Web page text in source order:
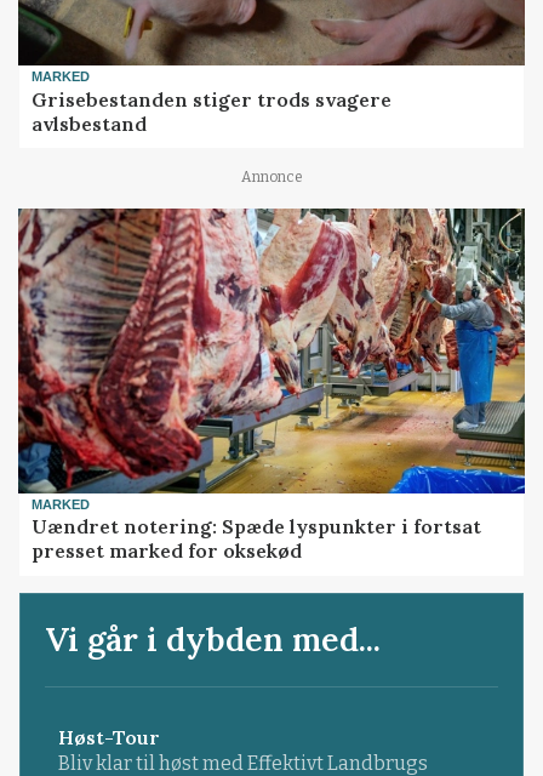
MARKED
Grisebestanden stiger trods svagere
avlsbestand
Annonce
MARKED
Uændret notering: Spæde lyspunkter i fortsat
presset marked for oksekød
Vi går i dybden med...
Høst-Tour
Bliv klar til høst med Effektivt Landbrugs